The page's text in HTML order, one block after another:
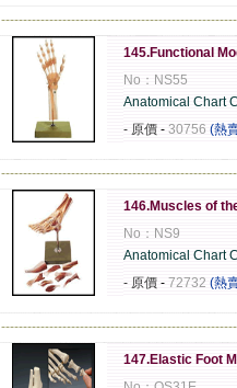
145.Functional
No：NS55
Anatomical Chart
- 原價 - 30756 (熱
146.Muscles of
No：NS9
Anatomical Chart
- 原價 - 72732 (熱
147.Elastic Foot